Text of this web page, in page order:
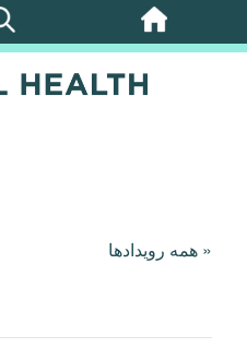
پرش
« همه رویدادها